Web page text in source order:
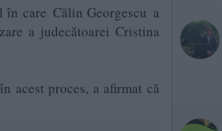
în care Călin Georgescu a
a judecătoarei Cristina
acest proces, a afirmat că